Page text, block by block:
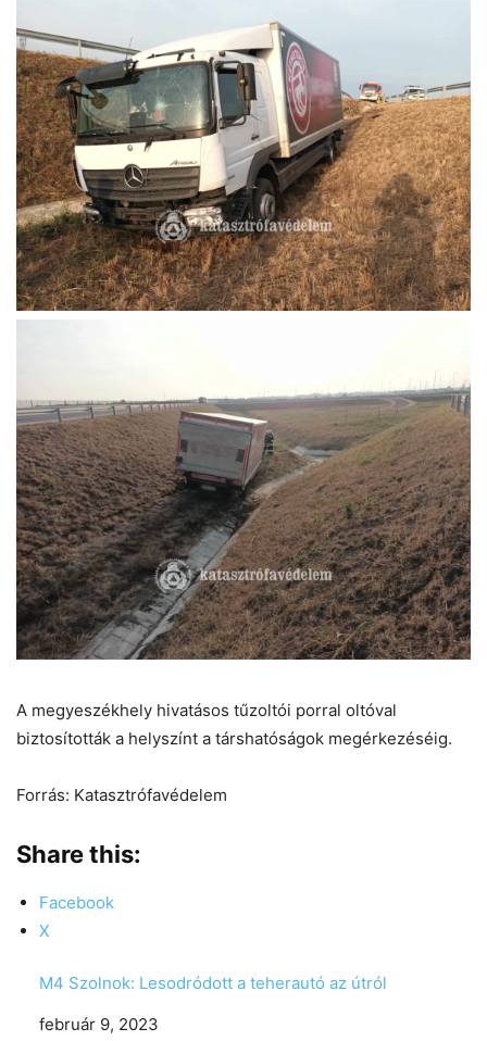
A megyeszékhely hivatásos tűzoltói porral oltóval
biztosították a helyszínt a társhatóságok megérkezéséig.
Forrás: Katasztrófavédelem
Share this:
Facebook
X
M4 Szolnok: Lesodródott a teherautó az útról
Date
február 9, 2023